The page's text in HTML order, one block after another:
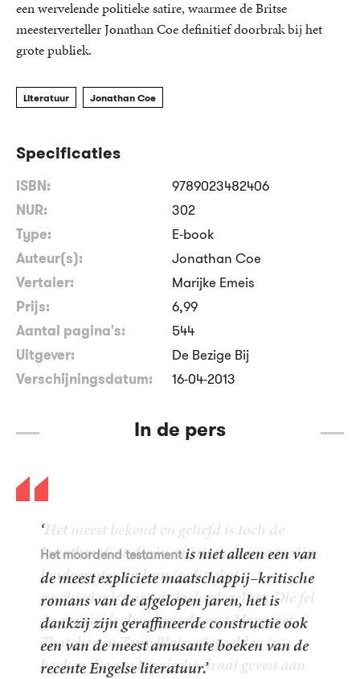
een wervelende politieke satire, waarmee de Britse
meesterverteller Jonathan Coe definitief doorbrak bij het
grote publiek.
Literatuur Jonathan Coe
Specificaties
ISBN:
9789023482406
NUR:
302
Type:
E-book
Auteur(s):
Jonathan Coe
Vertaler:
Marijke Emeis
Prijs:
6,99
Aantal pagina's:
544
Uitgever:
De Bezige Bij
Verschijningsdatum:
16-04-2013
In de pers
‘
Het moordend testamentis niet alleen een van
de meest expliciete maatschappij–kritische
romans van de afgelopen jaren, het is
dankzij zijn geraffineerde constructie ook
een van de meest amusante boeken van de
recente Engelse literatuur.’